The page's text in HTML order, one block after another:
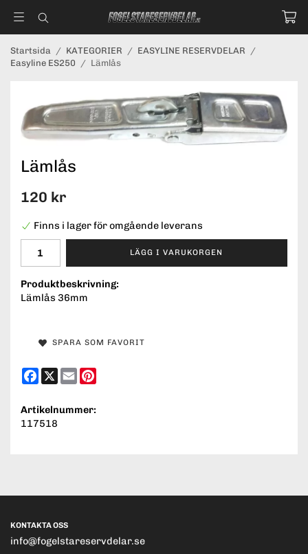
Startsida / KATEGORIER / EASYLINE RESERVDELAR /
Easyline ES250 / Lämlås
Lämlås
120 kr
Finns i lager för omgående leverans
LÄGG I VARUKORGEN
Produktbeskrivning:
Lämlås 36mm
SPARA SOM FAVORIT
Facebook
X Email
Artikelnummer:
117518
KONTAKTA OSS
info@fogelstareservdelar.se